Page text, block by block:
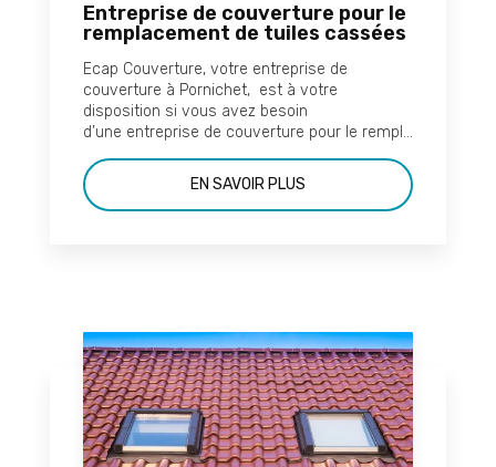
Entreprise de couverture pour le
remplacement de tuiles cassées
Ecap Couverture, votre entreprise de
couverture à Pornichet, est à votre
disposition si vous avez besoin
d’une entreprise de couverture pour le rempl...
EN SAVOIR PLUS